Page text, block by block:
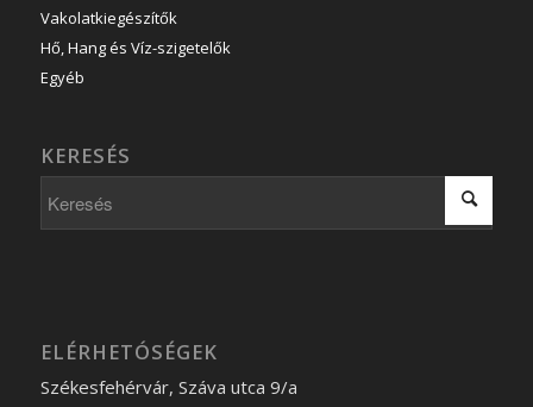
Vakolatkiegészítők
Hő, Hang és Víz-szigetelők
Egyéb
KERESÉS
ELÉRHETÓSÉGEK
Székesfehérvár, Száva utca 9/a